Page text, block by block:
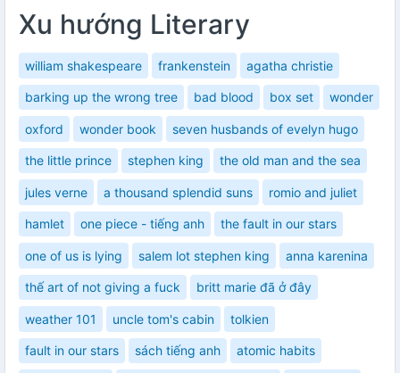
Xu hướng Literary
william shakespeare frankenstein agatha christie
barking up the wrong tree bad blood box set wonder
oxford wonder book seven husbands of evelyn hugo
the little prince stephen king the old man and the sea
jules verne a thousand splendid suns romio and juliet
hamlet one piece - tiếng anh the fault in our stars
one of us is lying salem lot stephen king anna karenina
thế art of not giving a fuck britt marie đã ở đây
weather 101 uncle tom's cabin tolkien
fault in our stars sách tiếng anh atomic habits